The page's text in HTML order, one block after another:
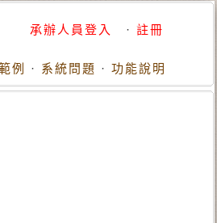
承辦人員登入 · 註冊
例 · 系統問題 · 功能說明